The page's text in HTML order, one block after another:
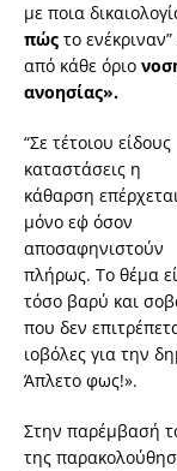
με ποια
πώς το
από κάθε όριο
ανοησίας».
“Σε τέτοιου είδους
καταστάσεις η
κάθαρση
μόνο εφ΄ όσον
αποσαφηνιστούν
πλήρως. Το θέμα
τόσο βαρύ και
που δεν
ιοβόλες για την
Άπλετο φως!».
Στην παρέμβασή
της